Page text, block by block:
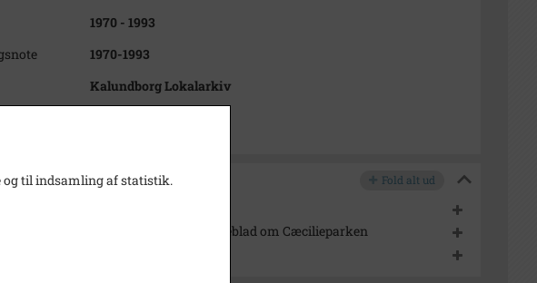
1970 - 1993
1970-1993
Kalundborg Lokalarkiv
indhold Fold alt ud
7
1993 - Avisartikler fra Kalundborg Folkeblad om Cæcilieparken
og til indsamling af statistik.